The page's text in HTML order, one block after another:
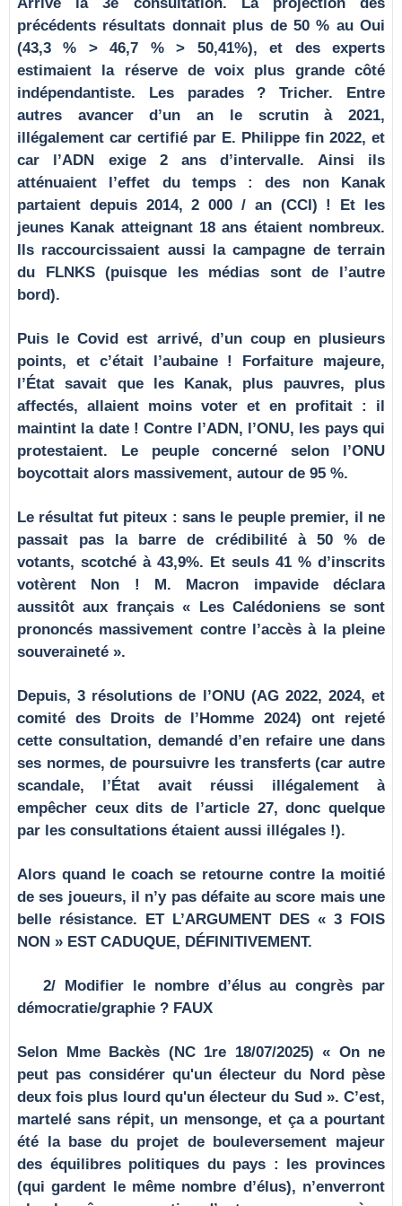
précédents résultats donnait plus de 50 % au Oui
(43,3 % > 46,7 % > 50,41%), et des experts
estimaient la réserve de voix plus grande côté
indépendantiste. Les parades ? Tricher. Entre
autres avancer d’un an le scrutin à 2021,
illégalement car certifié par E. Philippe fin 2022, et
car l’ADN exige 2 ans d’intervalle. Ainsi ils
atténuaient l’effet du temps : des non Kanak
partaient depuis 2014, 2 000 / an (CCI) ! Et les
jeunes Kanak atteignant 18 ans étaient nombreux.
Ils raccourcissaient aussi la campagne de terrain
du FLNKS (puisque les médias sont de l’autre
bord).
Puis le Covid est arrivé, d’un coup en plusieurs
points, et c’était l’aubaine ! Forfaiture majeure,
l’État savait que les Kanak, plus pauvres, plus
affectés, allaient moins voter et en profitait : il
maintint la date ! Contre l’ADN, l’ONU, les pays qui
protestaient. Le peuple concerné selon l’ONU
boycottait alors massivement, autour de 95 %.
Le résultat fut piteux : sans le peuple premier, il ne
passait pas la barre de crédibilité à 50 % de
votants, scotché à 43,9%. Et seuls 41 % d’inscrits
votèrent Non ! M. Macron impavide déclara
aussitôt aux français « Les Calédoniens se sont
prononcés massivement contre l’accès à la pleine
souveraineté ».
Depuis, 3 résolutions de l’ONU (AG 2022, 2024, et
comité des Droits de l’Homme 2024) ont rejeté
cette consultation, demandé d’en refaire une dans
ses normes, de poursuivre les transferts (car autre
scandale, l’État avait réussi illégalement à
empêcher ceux dits de l’article 27, donc quelque
par les consultations étaient aussi illégales !).
Alors quand le coach se retourne contre la moitié
de ses joueurs, il n’y pas défaite au score mais une
belle résistance. ET L’ARGUMENT DES « 3 FOIS
NON » EST CADUQUE, DÉFINITIVEMENT.
2/ Modifier le nombre d’élus au congrès par
démocratie/graphie ? FAUX
Selon Mme Backès (NC 1re 18/07/2025) « On ne
peut pas considérer qu'un électeur du Nord pèse
deux fois plus lourd qu'un électeur du Sud ». C’est,
martelé sans répit, un mensonge, et ça a pourtant
été la base du projet de bouleversement majeur
des équilibres politiques du pays : les provinces
(qui gardent le même nombre d’élus), n’enverront